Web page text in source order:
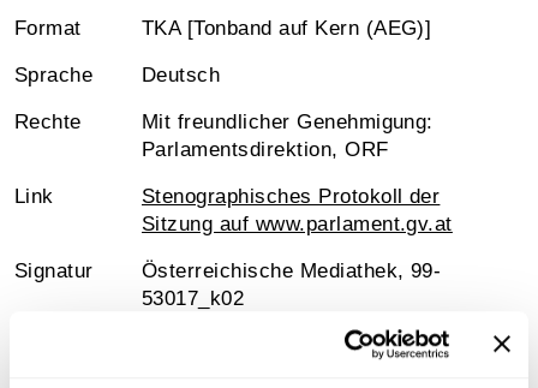
Format TKA [Tonband auf Kern (AEG)]
Sprache Deutsch
Rechte
Mit freundlicher Genehmigung:
Parlamentsdirektion, ORF
Link
Stenographisches Protokoll der
Sitzung auf www.parlament.gv.at
Signatur
Österreichische Mediathek, 99-
53017_k02